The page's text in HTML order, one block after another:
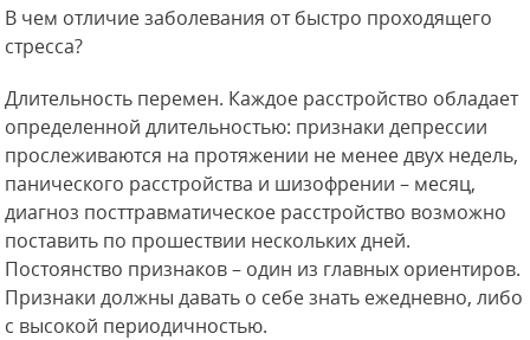
В чем отличие заболевания от быстро проходящего
стресса?
Длительность перемен. Каждое расстройство обладает
определенной длительностью: признаки депрессии
прослеживаются на протяжении не менее двух недель,
панического расстройства и шизофрении – месяц,
диагноз посттравматическое расстройство возможно
поставить по прошествии нескольких дней.
Постоянство признаков – один из главных ориентиров.
Признаки должны давать о себе знать ежедневно, либо
с высокой периодичностью.